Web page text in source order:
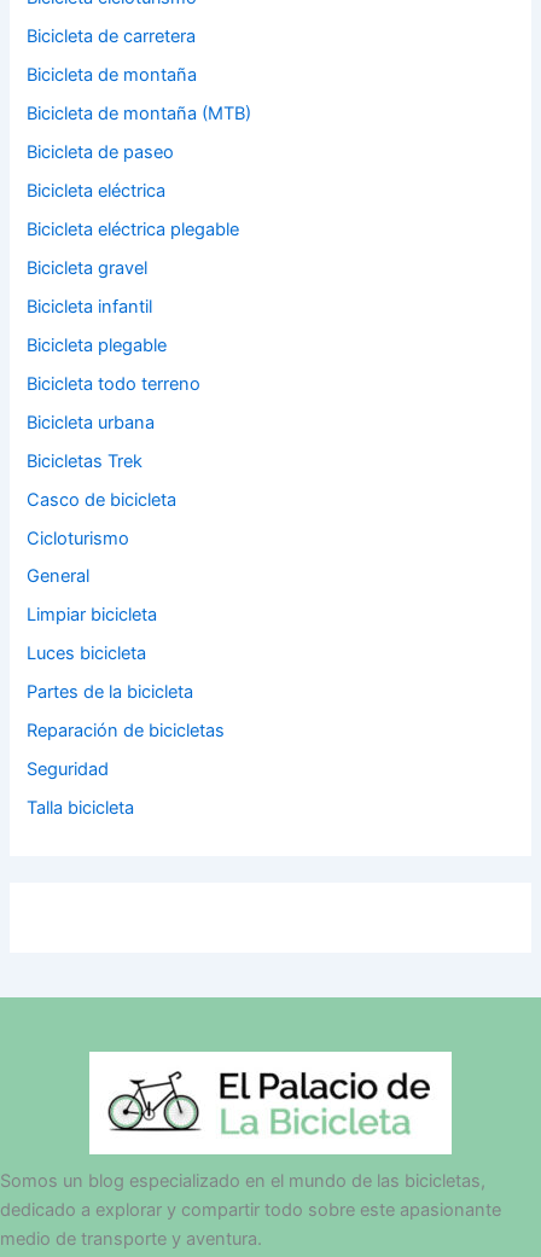
Bicicleta de carretera
Bicicleta de montaña
Bicicleta de montaña (MTB)
Bicicleta de paseo
Bicicleta eléctrica
Bicicleta eléctrica plegable
Bicicleta gravel
Bicicleta infantil
Bicicleta plegable
Bicicleta todo terreno
Bicicleta urbana
Bicicletas Trek
Casco de bicicleta
Cicloturismo
General
Limpiar bicicleta
Luces bicicleta
Partes de la bicicleta
Reparación de bicicletas
Seguridad
Talla bicicleta
Somos un blog especializado en el mundo de las bicicletas,
dedicado a explorar y compartir todo sobre este apasionante
medio de transporte y aventura.